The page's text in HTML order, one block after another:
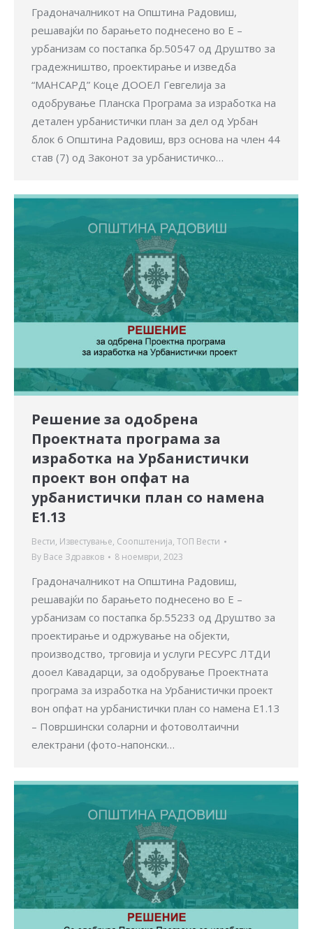
Градоначалникот на Општина Радовиш,
решавајќи по барањето поднесено во E –
урбанизам со постапка бр.50547 од Друштво за
градежништво, проектирање и изведба
“МАНСАРД” Коце ДООЕЛ Гевгелија за
одобрување Планска Програма за изработка на
детален урбанистички план за дел од Урбан
блок 6 Општина Радовиш, врз основа на член 44
став (7) од Законот за урбанистичко…
Решение за одобрена
Проектната програма за
изработка на Урбанистички
проект вон опфат на
урбанистички план со намена
Е1.13
Вести, Известување, Соопштенија, ТОП Вести
By Васе Здравков 8 ноември, 2023
Градоначалникот на Општина Радовиш,
решавајќи по барањето поднесено во E –
урбанизам со постапка бр.55233 од Друштво за
проектирање и одржување на објекти,
производство, трговија и услуги РЕСУРС ЛТДИ
дооел Кавадарци, за одобрување Проектната
програма за изработка на Урбанистички проект
вон опфат на урбанистички план со намена Е1.13
– Површински соларни и фотоволтаични
електрани (фото-напонски…